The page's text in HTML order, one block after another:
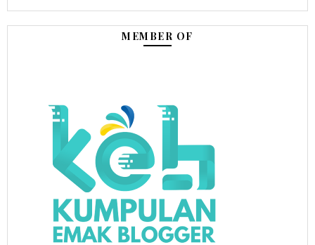
MEMBER OF